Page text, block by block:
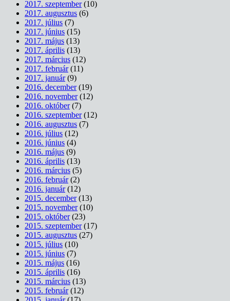
2017. szeptember(10)
2017. augusztus (6)
2017. július (7)
2017. június (15)
2017. május (13)
2017. április (13)
2017. március (12)
2017. február(11)
2017. január(9)
2016. december(19)
2016. november(12)
2016. október(7)
2016. szeptember(12)
2016. augusztus (7)
2016. július (12)
2016. június (4)
2016. május (9)
2016. április (13)
2016. március (5)
2016. február(2)
2016. január(12)
2015. december(13)
2015. november(10)
2015. október(23)
2015. szeptember(17)
2015. augusztus (27)
2015. július (10)
2015. június (7)
2015. május (16)
2015. április (16)
2015. március (13)
2015. február(12)